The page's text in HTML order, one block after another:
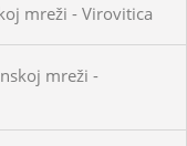
mreži - Virovitica
mreži -